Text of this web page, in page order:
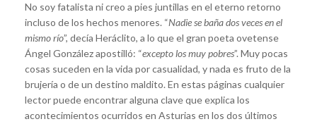
No soy fatalista ni creo a pies juntillas en el eterno retorno
incluso de los hechos menores. “Nadie se baña dos veces en el
mismo río”, decía Heráclito, a lo que el gran poeta ovetense
Ángel González apostilló: “excepto los muy pobres”. Muy pocas
cosas suceden en la vida por casualidad, y nada es fruto de la
brujería o de un destino maldito. En estas páginas cualquier
lector puede encontrar alguna clave que explica los
acontecimientos ocurridos en Asturias en los dos últimos